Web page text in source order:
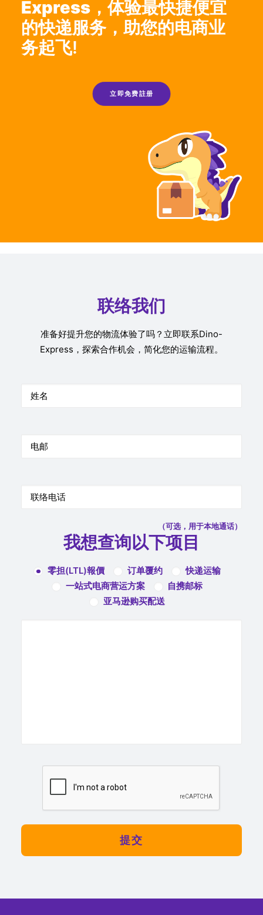
Express，体验最快捷便宜
的快递服务，助您的电商业
务起飞!
立即免费註册
联络我们
准备好提升您的物流体验了吗？立即联系Dino-
Express，探索合作机会，简化您的运输流程。
（可选，用于本地通话）
我想查询以下项目
零担(LTL)報價 订单覆约
快递运输
一站式电商营运方案
自携邮标
亚马逊购买配送